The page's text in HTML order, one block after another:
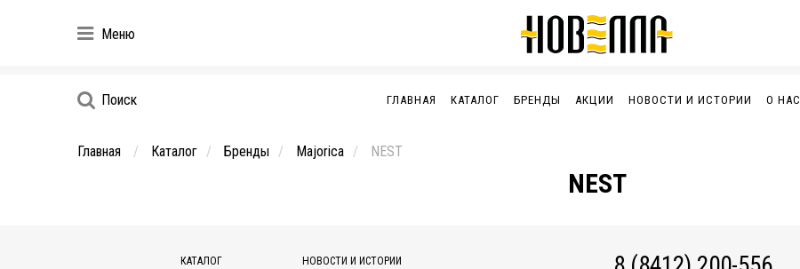
Меню
Поиск ГЛАВНАЯ КАТАЛОГ БРЕНДЫ АКЦИИ НОВОСТИ И ИСТОРИИ О НАС
Главная Каталог Бренды Majorica NEST
NEST
КАТАЛОГ НОВОСТИ И ИСТОРИИ